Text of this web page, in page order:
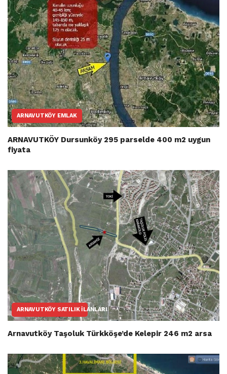
ARNAVUTKÖY EMLAK
ARNAVUTKÖY Dursunköy 295 parselde 400 m2 uygun
fiyata
ARNAVUTKÖY SATILIK İLANLARI
Arnavutköy Taşoluk Türkköşe’de Kelepir 246 m2 arsa